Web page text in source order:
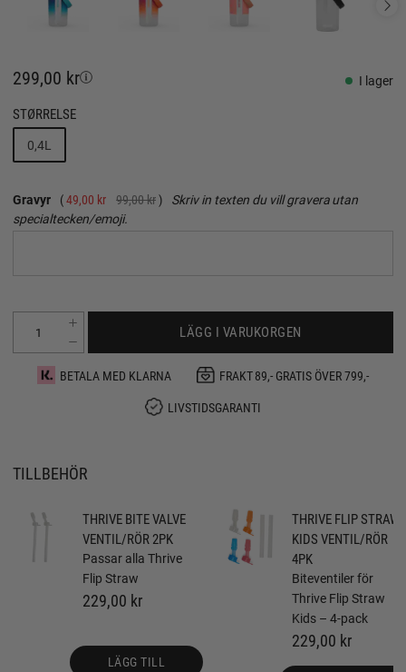
299,00 kr I lager
STØRRELSE
0,4L
Gravyr 49,00 kr 99,00 kr
Skriv in texten du vill gravera utan
specialtecken/emoji.
LÄGG I VARUKORGEN
BETALA MED KLARNA
FRAKT 89,- GRATIS ÖVER 799,-
LIVSTIDSGARANTI
TILLBEHÖR
THRIVE BITE VALVE
VENTIL/RÖR 2PK
Passar alla Thrive
Flip Straw
229,00 kr
LÄGG TILL
THRIVE FLIP STRAW
KIDS VENTIL/RÖR
4PK
Biteventiler för
Thrive Flip Straw
Kids – 4-pack
229,00 kr